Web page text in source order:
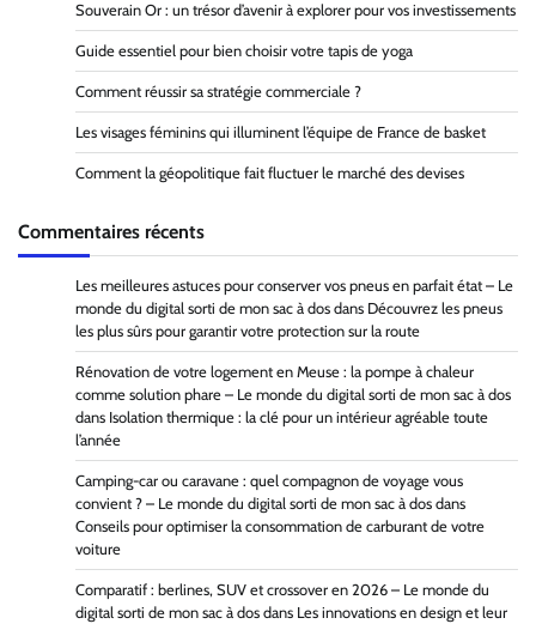
Souverain Or : un trésor d’avenir à explorer pour vos investissements
Guide essentiel pour bien choisir votre tapis de yoga
Comment réussir sa stratégie commerciale ?
Les visages féminins qui illuminent l’équipe de France de basket
Comment la géopolitique fait fluctuer le marché des devises
Commentaires récents
Les meilleures astuces pour conserver vos pneus en parfait état – Le
monde du digital sorti de mon sac à dos dans Découvrez les pneus
les plus sûrs pour garantir votre protection sur la route
Rénovation de votre logement en Meuse : la pompe à chaleur
comme solution phare – Le monde du digital sorti de mon sac à dos
dans Isolation thermique : la clé pour un intérieur agréable toute
l’année
Camping-car ou caravane : quel compagnon de voyage vous
convient ? – Le monde du digital sorti de mon sac à dos dans
Conseils pour optimiser la consommation de carburant de votre
voiture
Comparatif : berlines, SUV et crossover en 2026 – Le monde du
digital sorti de mon sac à dos dans Les innovations en design et leur